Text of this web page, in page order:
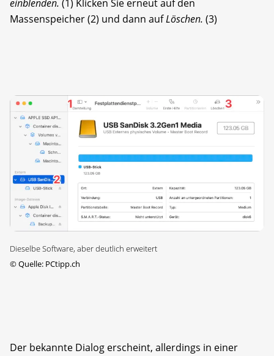
einblenden. (1) Klicken Sie erneut auf den
Massenspeicher (2) und dann aufLöschen. (3)
Dieselbe Software, aber deutlich erweitert
©Quelle: PCtipp.ch
Der bekannte Dialog erscheint, allerdings in einer